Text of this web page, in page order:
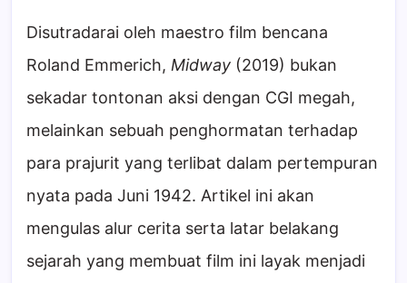
Disutradarai oleh maestro film bencana
Roland Emmerich, Midway (2019) bukan
sekadar tontonan aksi dengan CGI megah,
melainkan sebuah penghormatan terhadap
para prajurit yang terlibat dalam pertempuran
nyata pada Juni 1942. Artikel ini akan
mengulas alur cerita serta latar belakang
sejarah yang membuat film ini layak menjadi